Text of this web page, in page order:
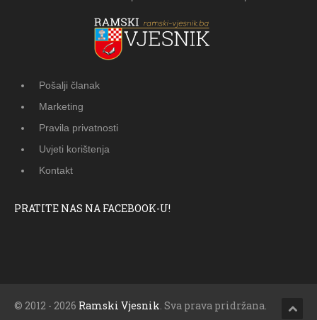
Pošalji članak
Marketing
Pravila privatnosti
Uvjeti korištenja
Kontakt
PRATITE NAS NA FACEBOOK-U!
© 2012 - 2026 Ramski Vjesnik. Sva prava pridržana.